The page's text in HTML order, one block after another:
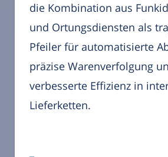
die Kombination aus
und Ortungsdiensten als
Pfeiler für automatisierte
präzise Warenverfolgung
verbesserte Effizienz in
Lieferketten.